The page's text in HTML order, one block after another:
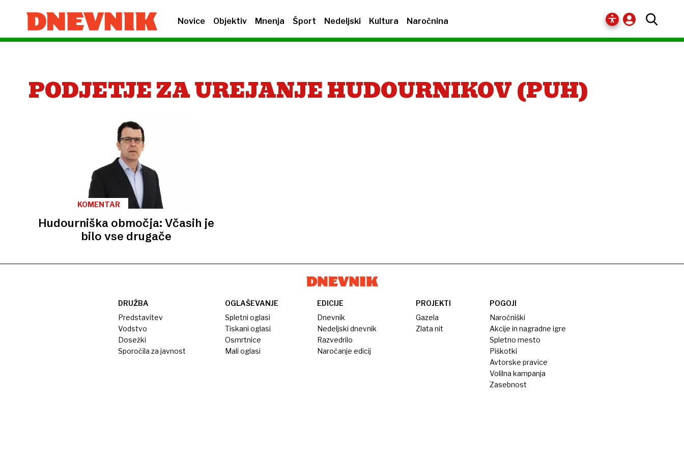
Novice Objektiv Mnenja Šport Nedeljski Kultura Naročnina
PODJETJE ZA UREJANJE HUDOURNIKOV (PUH)
KOMENTAR
Hudourniška območja: Včasih je
bilo vse drugače
DRUŽBA
Predstavitev
Vodstvo
Dosežki
Sporočila za javnost
OGLAŠEVANJE
Spletni oglasi
Tiskani oglasi
Osmrtnice
Mali oglasi
EDICIJE
Dnevnik
Nedeljski dnevnik
Razvedrilo
Naročanje edicij
PROJEKTI
Gazela
Zlata nit
POGOJI
Naročniški
Akcije in nagradne igre
Spletno mesto
Piškotki
Avtorske pravice
Volilna kampanja
Zasebnost